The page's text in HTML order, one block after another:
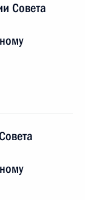
Совета